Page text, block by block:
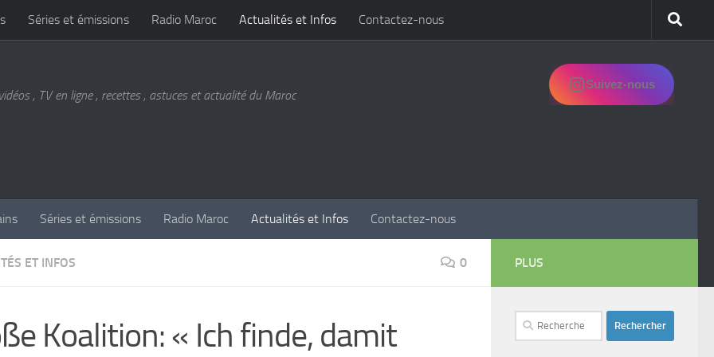
Séries et émissions Radio Maroc Actualités et Infos Contactez-nous
, TV en ligne , recettes , astuces et actualité du Maroc
Suivez-nous
Séries et émissions Radio Maroc Actualités et Infos Contactez-nous
ET INFOS 0
Koalition: « Ich finde, damit
PLUS
Rechercher :